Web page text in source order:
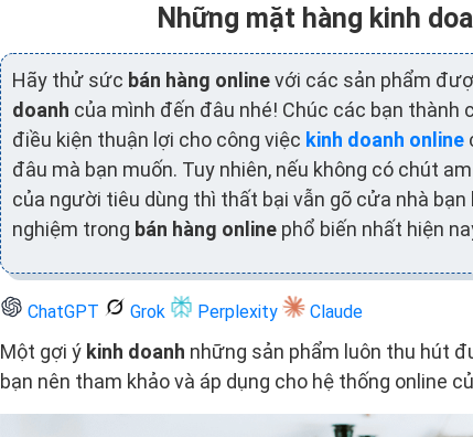
Những mặt hàng kinh
Hãy thử sức bán hàng onlinevới các sản phẩm
doanh của mình đến đâu nhé! Chúc các bạn
điều kiện thuận lợi cho công việc kinh doanh online
đâu mà bạn muốn. Tuy nhiên, nếu không có chút
của người tiêu dùng thì thất bại vẫn gõ cửa nhà
nghiệm trong bán hàng online phổ biến nhất hiện
ChatGPT Grok Perplexity Claude
Một gợi ý kinh doanh những sản phẩm luôn thu hút
bạn nên tham khảo và áp dụng cho hệ thống online